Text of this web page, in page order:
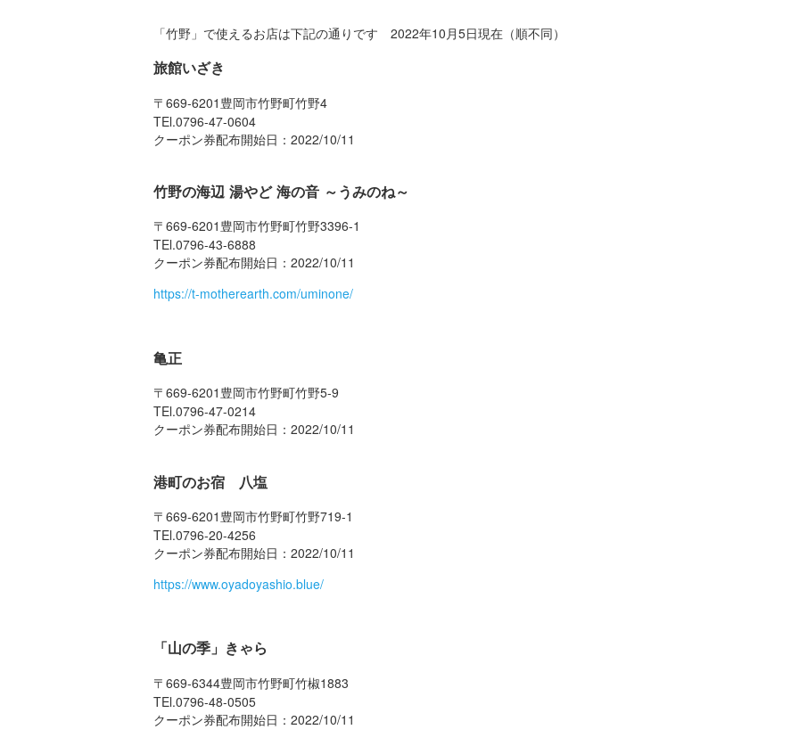
「竹野」で使えるお店は下記の通りです 2022年10月5日現在（順不同）
旅館いざき
〒669-6201豊岡市竹野町竹野4
TEl.0796-47-0604
クーポン券配布開始日： 2022/10/11
竹野の海辺 湯やど 海の音 ～うみのね～
〒669-6201豊岡市竹野町竹野3396-1
TEl.0796-43-6888
クーポン券配布開始日： 2022/10/11
https://t-motherearth.com/uminone/
亀正
〒669-6201豊岡市竹野町竹野5-9
TEl.0796-47-0214
クーポン券配布開始日： 2022/10/11
港町のお宿 八塩
〒669-6201豊岡市竹野町竹野719-1
TEl.0796-20-4256
クーポン券配布開始日： 2022/10/11
https://www.oyadoyashio.blue/
「山の季」きゃら
〒669-6344豊岡市竹野町竹椒1883
TEl.0796-48-0505
クーポン券配布開始日： 2022/10/11